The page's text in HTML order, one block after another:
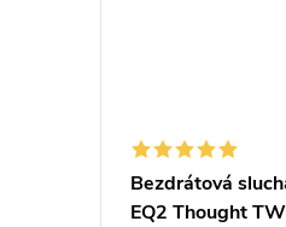
Bezdrátová
EQ2 Thought